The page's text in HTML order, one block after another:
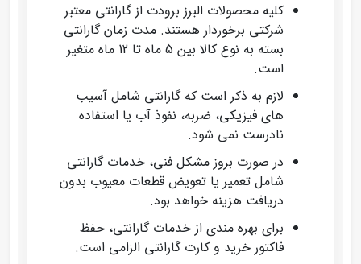
کلیه محصولات البرز برودت از گارانتی معتبر
شرکتی برخوردار هستند. مدت زمان گارانتی
بسته به نوع کالا بین 5 ماه تا 12 ماه متغیر
است.
لازم به ذکر است که گارانتی شامل آسیب‌
های فیزیکی، ضربه، نفوذ آب یا استفاده
نادرست نمی‌ شود.
در صورت بروز مشکل فنی، خدمات گارانتی
شامل تعمیر یا تعویض قطعات معیوب بدون
دریافت هزینه خواهد بود.
برای بهره‌ مندی از خدمات گارانتی، حفظ
فاکتور خرید و کارت گارانتی الزامی است.